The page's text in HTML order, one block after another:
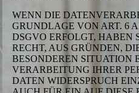
WENN DIE
GRUNDLAGE VON ART. 6
DSGVO ERFOLGT, HABEN
RECHT, AUS GRÜNDEN,
BESONDEREN SITUATION
VERARBEITUNG IHRER
DATEN WIDERSPRUCH